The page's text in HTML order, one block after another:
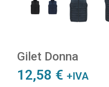
Gilet Donna
12,58 € +IVA